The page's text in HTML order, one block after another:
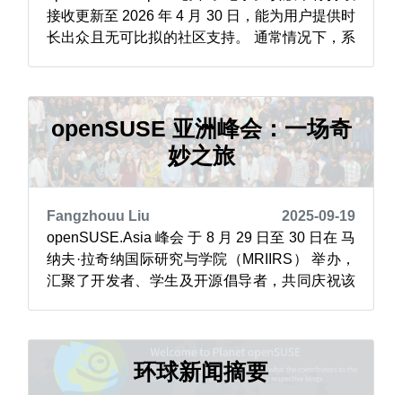
接收更新至 2026 年 4 月 30 日，能为用户提供时
长出众且无可比拟的社区支持。 通常情况下，系
Leap 16.0 发布后，仍能维持大家熟悉的 6 个月
重叠期，Leap 15....
openSUSE 亚洲峰会：一场奇
妙之旅
Fangzhouu Liu
2025-09-19
openSUSE.Asia 峰会 于 8 月 29 日至 30 日在 马
纳夫·拉奇纳国际研究与学院（MRIIRS） 举办，
汇聚了开发者、学生及开源倡导者，共同庆祝该
新闻稿件原文作者 Douglas DeMaio）发表了主
题演讲。Gosw...环球新闻摘要